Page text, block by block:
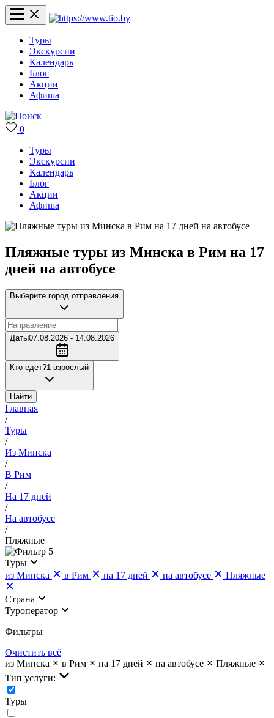
Туры
Экскурсии
Календарь
Блог
Акции
Афиша
0
Туры
Экскурсии
Календарь
Блог
Акции
Афиша
Пляжные туры из Минска в Рим на 17
дней на автобусе
Выберите город отправления
Даты07.08.2026 - 14.08.2026
Кто едет?1 взрослый
Найти
Главная
/
Туры
/
Из Минска
/
В Рим
/
На 17 дней
/
На автобусе
/
Пляжные
5
Туры
из Минска
в Рим на 17 дней на автобусе Пляжные
Страна
Туроператор
Фильтры
Очистить всё
из Минска
в Рим на 17 дней на автобусе
Пляжные
Тип услуги:
Туры